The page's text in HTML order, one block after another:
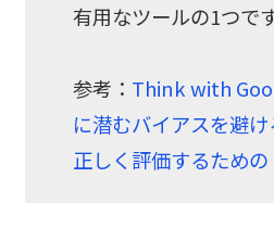
有用なツールの1つです
参考： Think with
に潜むバイアスを避
正しく評価するための